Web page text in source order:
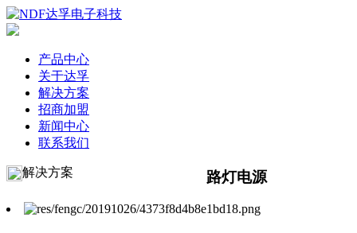
产品中心
关于达孚
解决方案
招商加盟
新闻中心
联系我们
解决方案 路灯电源